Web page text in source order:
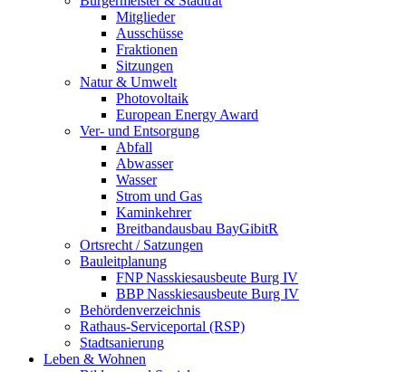
Mitglieder
Ausschüsse
Fraktionen
Sitzungen
Natur & Umwelt
Photovoltaik
European Energy Award
Ver- und Entsorgung
Abfall
Abwasser
Wasser
Strom und Gas
Kaminkehrer
Breitbandausbau BayGibitR
Ortsrecht / Satzungen
Bauleitplanung
FNP Nasskiesausbeute Burg IV
BBP Nasskiesausbeute Burg IV
Behördenverzeichnis
Rathaus-Serviceportal (RSP)
Stadtsanierung
Leben & Wohnen